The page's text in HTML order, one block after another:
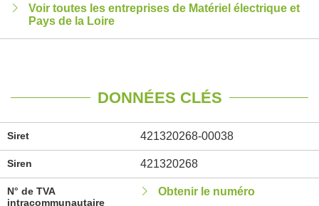
Voir toutes les entreprises de Matériel électrique et
Pays de la Loire
DONNÉES CLÉS
Siret 421320268-00038
Siren 421320268
N° de TVA
intracommunautaire
Obtenir le numéro